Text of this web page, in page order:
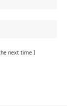
next time I